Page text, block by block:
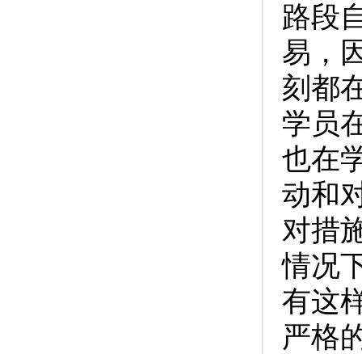
路段
易，
刻都
学员
也在
动和
对措
情况
有这
严格